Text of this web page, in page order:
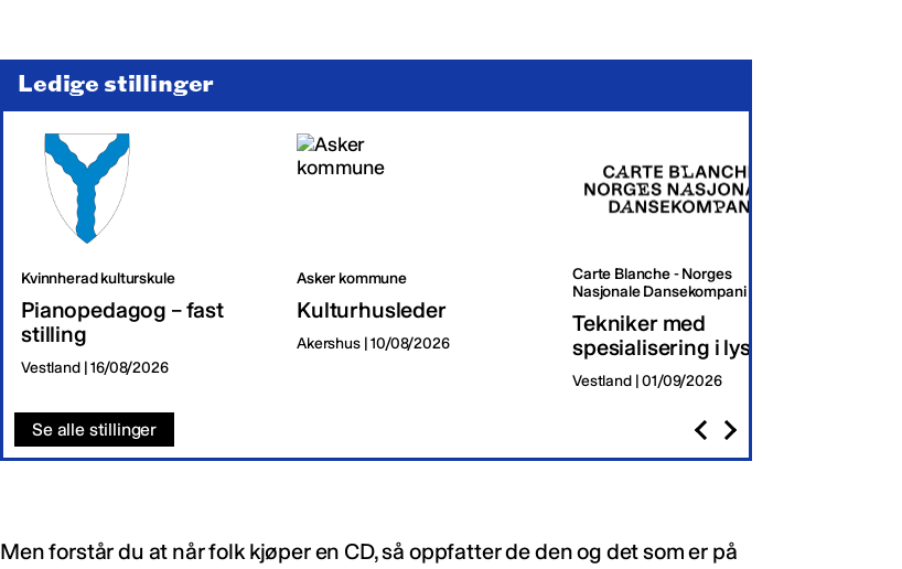
Ledige stillinger
Kvinnherad kulturskule
Pianopedagog – fast
stilling
Vestland | 16/08/2026
Asker kommune
Kulturhusleder
Akershus | 10/08/2026
Carte Blanche - Norges
Nasjonale Dansekompani
Tekniker med
spesialisering i lys
Vestland | 01/09/2026
Se alle stillinger
Men forstår du at når folk kjøper en CD, så oppfatter de den og det som er på